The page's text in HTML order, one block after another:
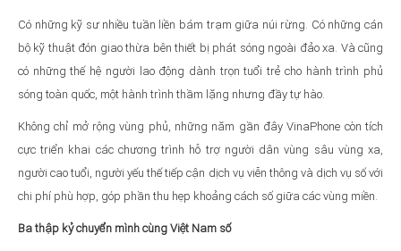
Có những kỹ sư nhiều tuần liền bám trạm giữa núi rừng. Có những cán
bộ kỹ thuật đón giao thừa bên thiết bị phát sóng ngoài đảo xa. Và cũng
có những thế hệ người lao động dành trọn tuổi trẻ cho hành trình phủ
sóng toàn quốc, một hành trình thầm lặng nhưng đầy tự hào.
Không chỉ mở rộng vùng phủ, những năm gần đây VinaPhone còn tích
cực triển khai các chương trình hỗ trợ người dân vùng sâu vùng xa,
người cao tuổi, người yếu thế tiếp cận dịch vụ viễn thông và dịch vụ số với
chi phí phù hợp, góp phần thu hẹp khoảng cách số giữa các vùng miền.
Ba thập kỷ chuyển mình cùng Việt Nam số